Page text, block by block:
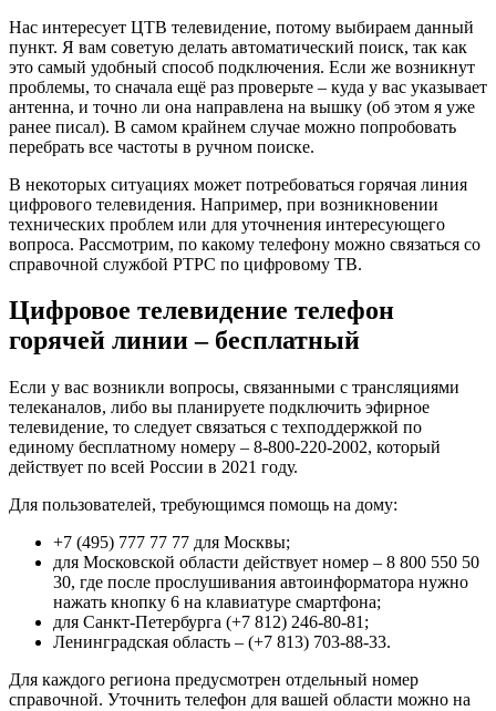
Нас интересует ЦТВ телевидение, потому выбираем данный
пункт. Я вам советую делать автоматический поиск, так как
это самый удобный способ подключения. Если же возникнут
проблемы, то сначала ещё раз проверьте – куда у вас указывает
антенна, и точно ли она направлена на вышку (об этом я уже
ранее писал). В самом крайнем случае можно попробовать
перебрать все частоты в ручном поиске.
В некоторых ситуациях может потребоваться горячая линия
цифрового телевидения. Например, при возникновении
технических проблем или для уточнения интересующего
вопроса. Рассмотрим, по какому телефону можно связаться со
справочной службой РТРС по цифровому ТВ.
Цифровое телевидение телефон
горячей линии – бесплатный
Если у вас возникли вопросы, связанными с трансляциями
телеканалов, либо вы планируете подключить эфирное
телевидение, то следует связаться с техподдержкой по
единому бесплатному номеру – 8-800-220-2002, который
действует по всей России в 2021 году.
Для пользователей, требующимся помощь на дому:
+7 (495) 777 77 77 для Москвы;
для Московской области действует номер – 8 800 550 50
30, где после прослушивания автоинформатора нужно
нажать кнопку 6 на клавиатуре смартфона;
для Санкт-Петербурга (+7 812) 246-80-81 ;
Ленинградская область – (+7 813) 703-88-33.
Для каждого региона предусмотрен отдельный номер
справочной. Уточнить телефон для вашей области можно на